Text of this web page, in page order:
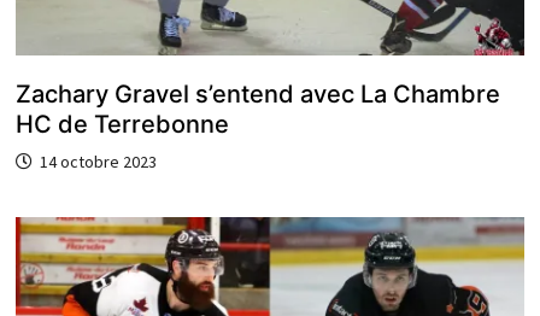
Zachary Gravel s’entend avec La Chambre
HC de Terrebonne
14 octobre 2023